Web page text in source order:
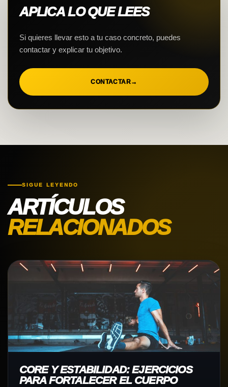
APLICA LO QUE LEES
Si quieres llevar esto a tu caso concreto, puedes
contactar y explicar tu objetivo.
CONTACTAR→
SIGUE LEYENDO
ARTÍCULOS
RELACIONADOS
CORE Y ESTABILIDAD: EJERCICIOS
PARA FORTALECER EL CUERPO